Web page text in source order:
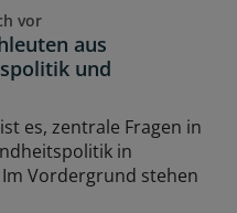
vor
aus
und
es, zentrale Fragen in
in
Vordergrund stehen